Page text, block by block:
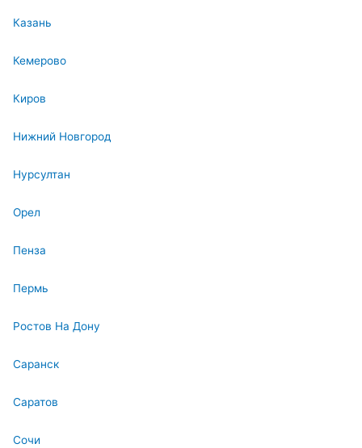
Казань
Кемерово
Киров
Нижний Новгород
Нурсултан
Орел
Пенза
Пермь
Ростов На Дону
Саранск
Саратов
Сочи